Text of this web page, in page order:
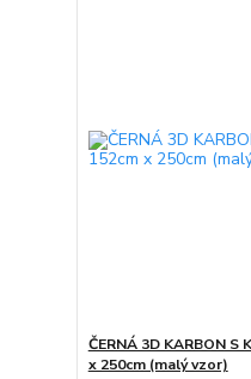
ČERNÁ 3D KARBON S
x 250cm (malý vzor)